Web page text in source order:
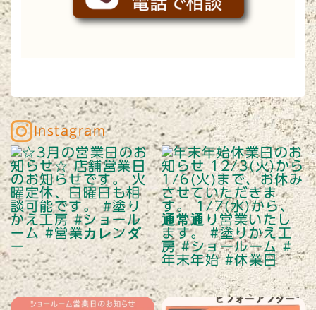
Instagram